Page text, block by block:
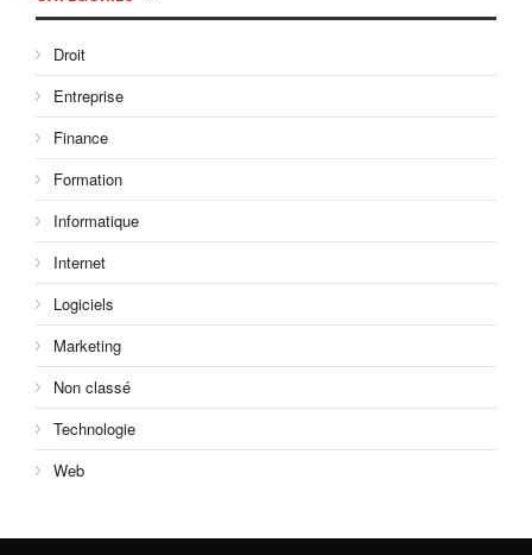
Droit
Entreprise
Finance
Formation
Informatique
Internet
Logiciels
Marketing
Non classé
Technologie
Web